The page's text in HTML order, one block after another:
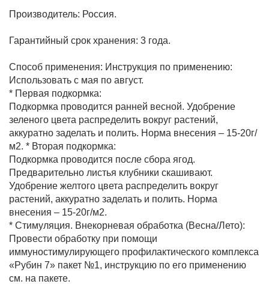
Производитель: Россия.
Гарантийный срок хранения: 3 года.
Способ применения: Инструкция по применению:
Использовать с мая по август.
* Первая подкормка:
Подкормка проводится ранней весной. Удобрение
зеленого цвета распределить вокруг растений,
аккуратно заделать и полить. Норма внесения – 15-20г/
м2. * Вторая подкормка:
Подкормка проводится после сбора ягод.
Предварительно листья клубники скашивают.
Удобрение желтого цвета распределить вокруг
растений, аккуратно заделать и полить. Норма
внесения – 15-20г/м2.
* Стимуляция. Внекорневая обработка (Весна/Лето):
Провести обработку при помощи
иммуностимулирующего профилактического комплекса
«Рубин 7» пакет №1, инструкцию по его применению
см. на пакете.